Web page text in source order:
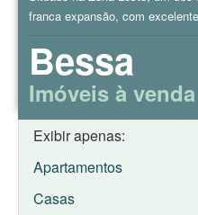
franca expansão, com
Bessa
Imóveis à venda
Exibir apenas:
Apartamentos
Casas